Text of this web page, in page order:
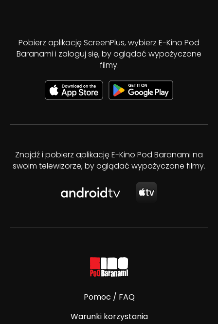
Pobierz aplikację ScreenPlus, wybierz E-Kino Pod
Baranami i zaloguj się, by oglądać wypożyczone
filmy.
Znajdź i pobierz aplikację E-Kino Pod Baranami na
swoim telewizorze, by oglądać wypożyczone filmy.
Pomoc / FAQ
Warunki korzystania